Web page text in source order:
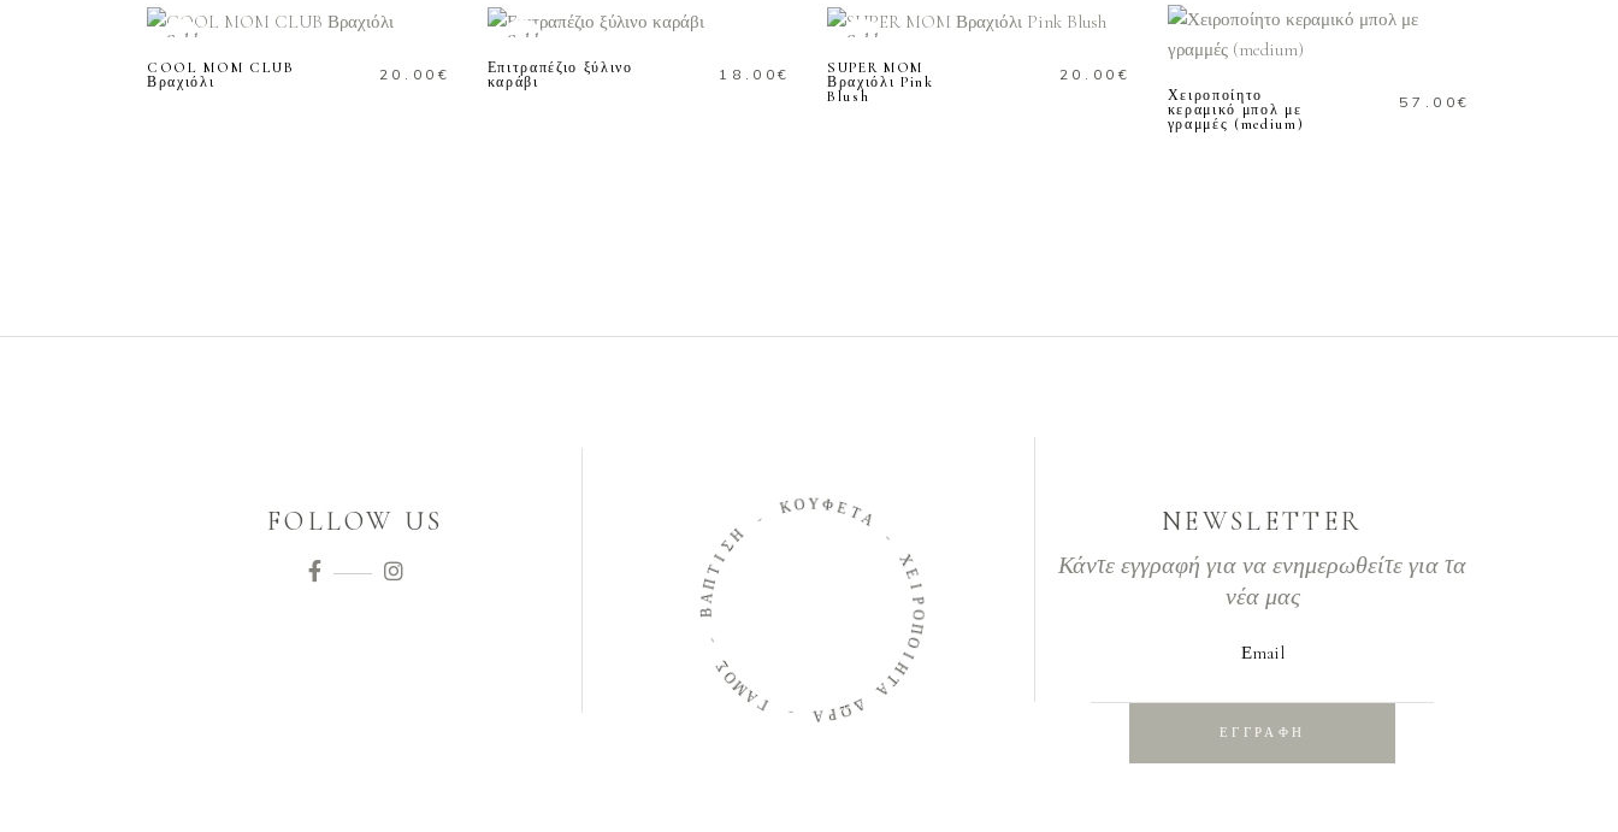
Sold
COOL MOM CLUB
Βραχιόλι
20.00 €
Sold
Επιτραπέζιο ξύλινο
καράβι
18.00€
Sold
SUPER MOM
Βραχιόλι Pink
Blush
20.00 €
ΠΡΟΣΘΗΚΗ ΣΤΟ
Χειροποίητο
κεραμικό μπολ με
γραμμές (medium)
57.00€
FOLLOW US
Γ
Α
Μ
Ο
Β
Α
Π
Τ
Ι
ΣΗ
Κ Ο ΥΦΕΤΑ
Χ
Ε
Ι
Ρ
Ο
Π
Ο
Ι
Η
Τ
Α
Δ
Ω
Ρ
NEWSLETTER
Κάντε εγγραφή για να ενημερωθείτε για τα
νέα μας
Εmail
ΕΓΓΡΑΦΗ